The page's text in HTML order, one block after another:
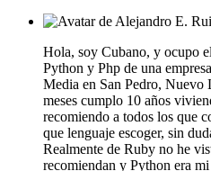
Hola, soy Cubano, y ocupo
Python y Php de una
Media en San Pedro,
meses cumplo 10 años
recomiendo a todos los que
que lenguaje escoger, sin
Realmente de Ruby no he
recomiendan y Python era